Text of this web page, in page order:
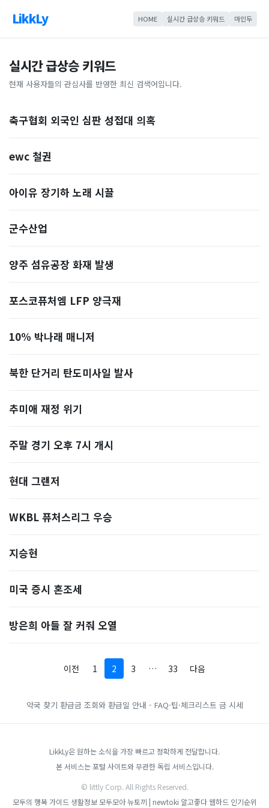
LikkLy HOME 실시간 급상승 키워드 마인두
실시간 급상승 키워드
현재 사용자들의 관심사를 반영한 최신 검색어입니다.
축구협회 외국인 심판 성접대 의혹
ewc 철권
아이유 장기하 노래 시끌
군수산업
양주 섬유공장 화재 발생
포스코퓨처엠 LFP 양극재
10% 박나래 매니저
북한 단거리 탄도미사일 발사
추미애 재정 위기
주말 경기 오후 7시 개시
현대 그랜저
WKBL 퓨처스리그 우승
지승현
미국 증시 혼조세
방은희 아들 잘 커줘 오열
이전 1 2 3 … 33 다음
약국 찾기 환급금 조회와 환급일 안내 - FAQ·팁·체크리스트 금 시세
LikkLy은 원하는 소식을 가장 빠르고 정확하게 전달합니다.
본 서비스는 포털 사이트와 무관한 독립 서비스입니다.
© littly Corp. All Rights Reserved.
모두의 행복 가이드 생활정보 모두모아 뉴토끼 | newtoki 알고좋다 웹하드 인기순위